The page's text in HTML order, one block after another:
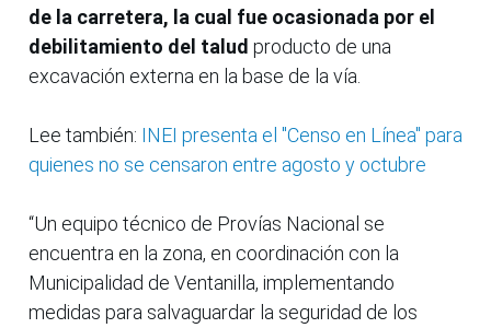
de la carretera, la cual fue ocasionada por el
debilitamiento del talud producto de una
excavación externa en la base de la vía.
Lee también: INEI presenta el "Censo en Línea" para
quienes no se censaron entre agosto y octubre
“Un equipo técnico de Provías Nacional se
encuentra en la zona, en coordinación con la
Municipalidad de Ventanilla, implementando
medidas para salvaguardar la seguridad de los